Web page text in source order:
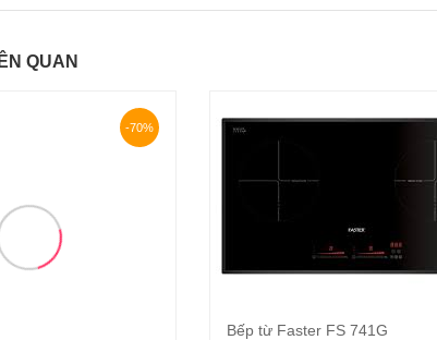
QUAN
-70%
Thêm vào giỏ hàng
Bếp từ Faster FS 741G